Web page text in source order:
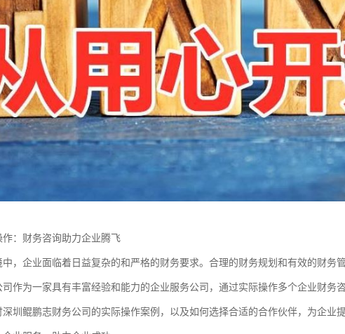
：财务咨询助力企业腾飞
，企业面临着日益复杂的和严格的财务要求。合理的财务规划和有效的财务
作为一家具有丰富经验和能力的企业服务公司，通过实际操作多个企业财务
圳鲲鹏志财务公司的实际操作案例，以及如何选择合适的合作伙伴，为企业